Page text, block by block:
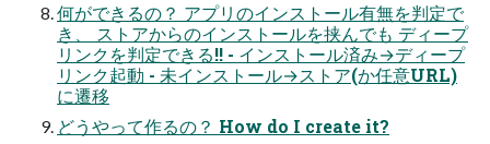
何ができるの？ アプリのインストール有無を判定で
き、 ストアからのインストールを挟んでも ディープ
リンクを判定できる!! - インストール済み→ディープ
リンク起動 - 未インストール→ストア(か任意URL)
に遷移
どうやって作るの？ How do I create it?